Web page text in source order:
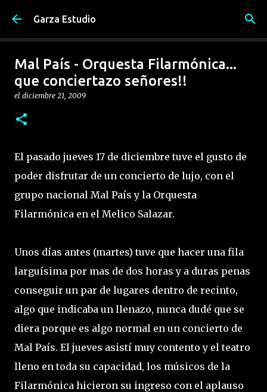
Ir al contenido principal
Garza Estudio
Mal País - Orquesta Filarmónica...
que conciertazo señores!!
el diciembre 21, 2009
El pasado jueves 17 de diciembre tuve el gusto de
poder disfrutar de un concierto de lujo, con el
grupo nacional Mal País y la Orquesta
Filarmónica en el Melico Salazar.
Unos días antes (martes) tuve que hacer una fila
larguísima por mas de dos horas y a duras penas
conseguir un par de lugares dentro de recinto,
algo que indicaba un llenazo, nunca dudé que se
diera porque es algo normal en un concierto de
Mal País. El jueves asistí muy contento y el teatro
lleno en toda su capacidad, los músicos de la
Filarmónica hicieron su ingreso con el aplauso